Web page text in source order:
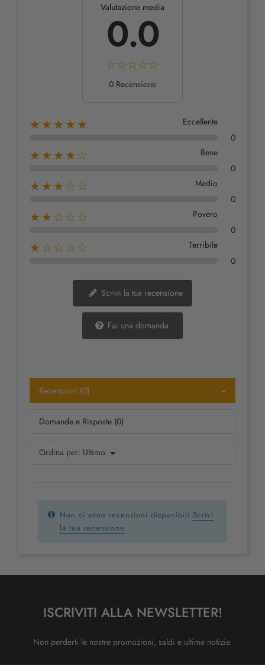
Valutazione media
0.0
0 Recensione
★★★★★
Eccellente
0
★★★★☆
Bene
0
★★★☆☆
Medio
0
★★☆☆☆
Povero
0
★☆☆☆☆
Terribile
0
Scrivi la tua recensione
Fai una domanda
Recensioni (0)
Domande e Risposte (0)
Ordina per: Ultimo
Non ci sono recensioni disponibili Scrivi
la tua recensione
ISCRIVITI ALLA NEWSLETTER!
Non perderti le nostre promozioni, saldi e ultime notizie.